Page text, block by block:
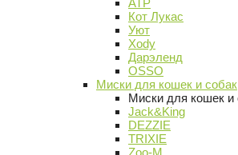
АТР
Кот Лукас
Уют
Xody
Дарэленд
OSSO
Миски для кошек и собак
Миски для кошек и
Jack&King
DEZZIE
TRIXIE
Zoo-M